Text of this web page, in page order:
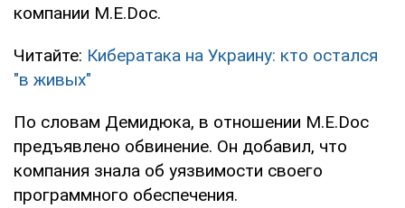
компании M.E.Doc.
Читайте: Кибератака на Украину: кто остался
"в живых"
По словам Демидюка, в отношении M.E.Doc
предъявлено обвинение. Он добавил, что
компания знала об уязвимости своего
программного обеспечения.